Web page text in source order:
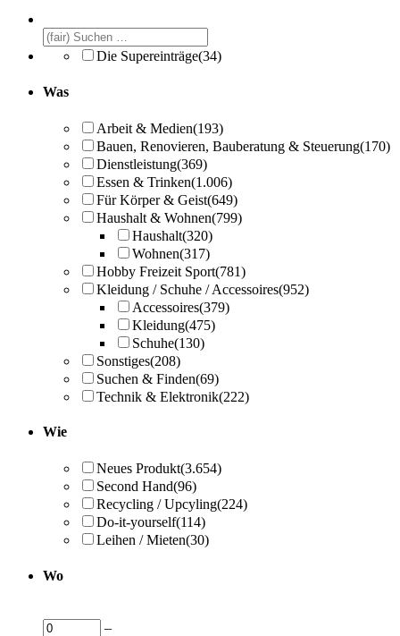
Die Supereinträge(34)
Was
Arbeit & Medien(193)
Bauen, Renovieren, Bauberatung & Steuerung(170)
Dienstleistung(369)
Essen & Trinken(1.006)
Für Körper & Geist(649)
Haushalt & Wohnen(799)
Haushalt(320)
Wohnen(317)
Hobby Freizeit Sport(781)
Kleidung / Schuhe / Accessoires(952)
Accessoires(379)
Kleidung(475)
Schuhe(130)
Sonstiges(208)
Suchen & Finden(69)
Technik & Elektronik(222)
Wie
Neues Produkt(3.654)
Second Hand(96)
Recycling / Upcyling(224)
Do-it-yourself(114)
Leihen / Mieten(30)
Wo
–